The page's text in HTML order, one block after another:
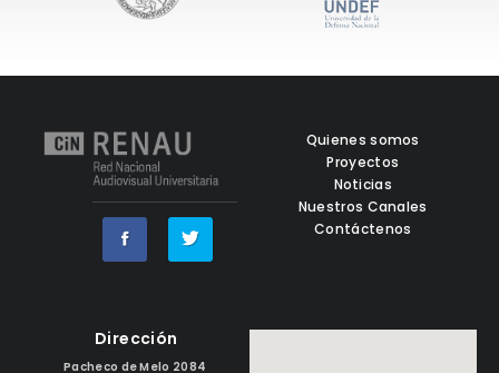
Quienes somos
Proyectos
Noticias
Nuestros Canales
Contáctenos
Dirección
Pacheco de Melo 2084